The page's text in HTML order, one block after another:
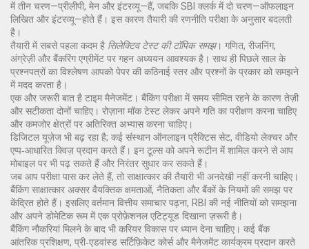
में तीन चरण—प्रीलीपी, मेन और इंटरव्यू—हैं, जबकि SBI क्लर्क में दो चरण—ऑफलाइन
लिखित और इंटरव्यू—होते हैं। इस कारण तैयारी की रणनीति परीक्षा के अनुसार बदलती
है।
तैयारी में सबसे पहला कदम है सिलेक्टिव टेस्ट की टॉपिक समझ। गणित, रीजनिंग,
अंग्रेज़ी और बैंकरिंग एग्रीमेंट पर गहन अध्ययन आवश्यक है। साथ ही पिछले साल के
प्रश्नपत्रों का विश्लेषण आपको पेपर की कठिनाई स्तर और प्रश्नों के प्रकार को समझने
में मदद करता है।
एक और जरूरी बात है टाइम मैनेजमेंट। बैंकिंग परीक्षा में समय सीमित रहने के कारण तेज़ी
और सटीकता दोनों चाहिए। रोज़ाना मॉक टेस्ट लेकर अपने गति का परीक्षण करना चाहिए
और कमजोर क्षेत्रों पर अतिरिक्त अभ्यास करना चाहिए।
डिजिटल यूज़ेज भी बढ़ रहा है; कई संस्थान ऑनलाइन प्रैक्टिस सेट, वीडियो लेक्चर और
एप्प‑आधारित क्विज़ प्रदान करते हैं। इन टूल्स को अपने रूटीन में शामिल करने से आप
मोबाइल पर भी पढ़ सकते हैं और निरंतर सुधार कर सकते हैं।
जब आप परीक्षा पास कर लेते हैं, तो साक्षात्कार की तैयारी भी अनदेखी नहीं करनी चाहिए।
बैंकिंग साक्षात्कार अक्सर वैयक्तिक क्षमताओं, नैतिकता और बैंकों के नियमों की समझ पर
केंद्रित होते हैं। इसलिए वर्तमान वित्तीय समाचार पढ़ना, RBI की नई नीतियों को समझना
और अपने डोमेटिक रूम में एक प्रोफ़ेशनल एटिट्यूड दिखाना ज़रूरी है।
बैंकिंग नौकरियां मिलने के बाद भी करियर विकास पर ध्यान देना चाहिए। कई बैंक
आंतरिक प्रशिक्षण, प्री‑एडवांस्ड सर्टिफ़िकेट कोर्स और मैनेजमेंट कार्यक्रम प्रदान करते